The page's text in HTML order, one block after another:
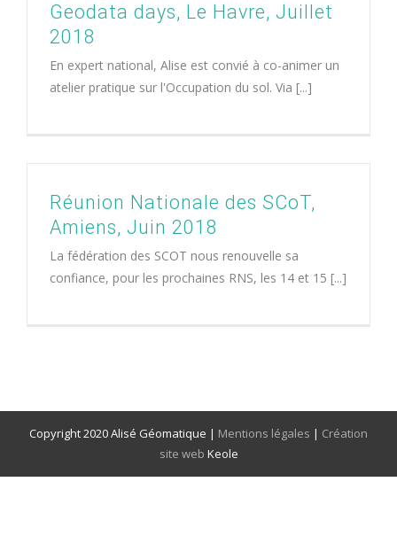
Geodata days, Le Havre, Juillet
2018
En expert national, Alise est convié à co-animer un
atelier pratique sur l'Occupation du sol. Via [...]
Réunion Nationale des SCoT,
Amiens, Juin 2018
La fédération des SCOT nous renouvelle sa
confiance, pour les prochaines RNS, les 14 et 15 [...]
Copyright 2020 Alisé Géomatique | Mentions légales | Création
site web Keole